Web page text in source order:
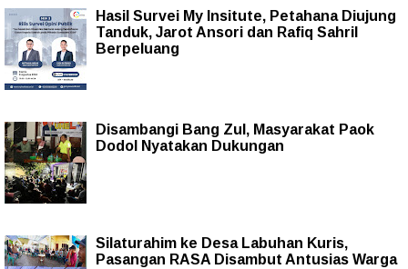
Hasil Survei My Insitute, Petahana Diujung
Tanduk, Jarot Ansori dan Rafiq Sahril
Berpeluang
Disambangi Bang Zul, Masyarakat Paok
Dodol Nyatakan Dukungan
Silaturahim ke Desa Labuhan Kuris,
Pasangan RASA Disambut Antusias Warga